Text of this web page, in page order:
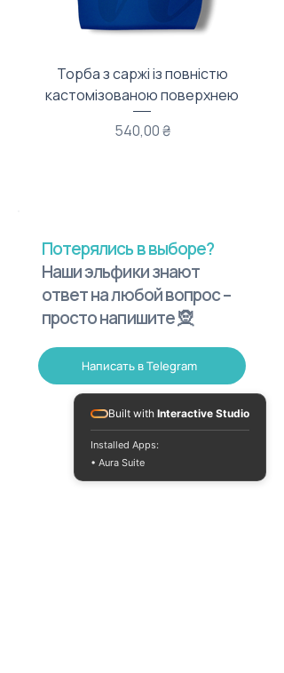
Торба з саржі із повністю
кастомізованою поверхнею
Цена
540,00 ₴
Потерялись в выборе?
Наши эльфики знают
ответ на любой вопрос –
просто напишите 🧝
Написать в Telegram
Built with Interactive Studio
Installed Apps:
• Aura Suite